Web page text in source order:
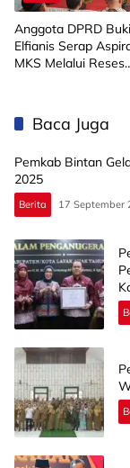
Anggota DPRD
Elfianis Serap
MKS Melalui Reses
Baca Juga
Pemkab Bintan
2025
Berita 17 September